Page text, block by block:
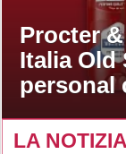
Procter
Italia Old
personal
LA